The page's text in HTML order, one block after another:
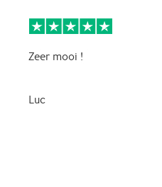
Zeer mooi !
Luc